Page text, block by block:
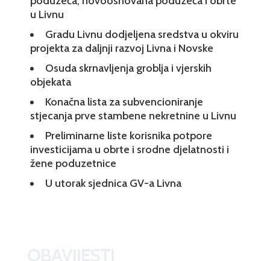
u Livnu
Gradu Livnu dodjeljena sredstva u okviru
projekta za daljnji razvoj Livna i Novske
Osuda skrnavljenja groblja i vjerskih
objekata
Konačna lista za subvencioniranje
stjecanja prve stambene nekretnine u Livnu
Preliminarne liste korisnika potpore
investicijama u obrte i srodne djelatnosti i
žene poduzetnice
U utorak sjednica GV-a Livna